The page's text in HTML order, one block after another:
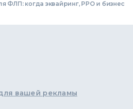
ФЛП: когда эквайринг, РРО и бизнес
вашей рекламы